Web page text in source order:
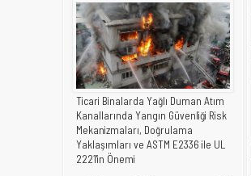
Ticari Binalarda Yağlı Duman Atım
Kanallarında Yangın Güvenliği Risk
Mekanizmaları, Doğrulama
Yaklaşımları ve ASTM E2336 ile UL
2221'in Önemi